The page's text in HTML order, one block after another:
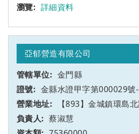
詳細資料
亞郁營造有限公司
金門縣
金縣水證甲字第000029號
【893】金城鎮環島
蔡淑慧